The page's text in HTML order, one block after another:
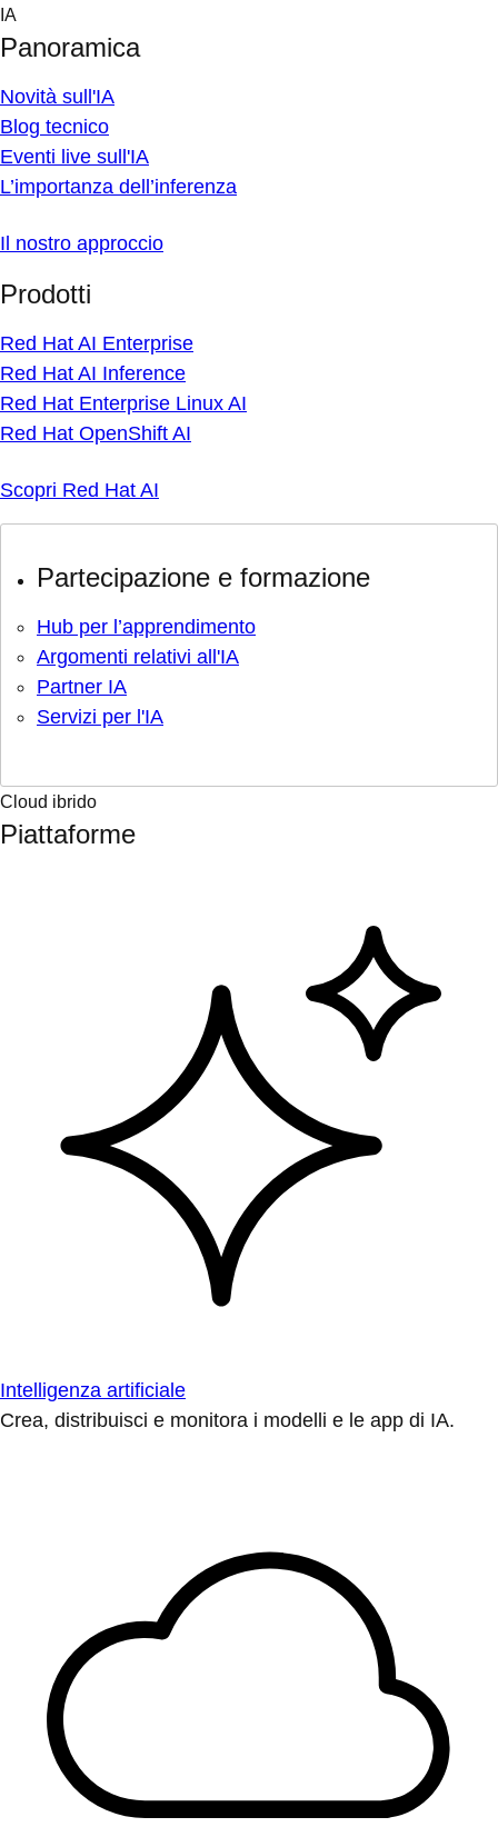
Skip
content
IA
Panoramica
Novità sull'IA
Blog tecnico
Eventi live sull'IA
L’importanza dell’inferenza
Il nostro approccio
Prodotti
Red Hat AI Enterprise
Red Hat AI Inference
Red Hat Enterprise Linux AI
Red Hat OpenShift AI
Scopri Red Hat AI
Partecipazione e formazione
Hub per l’apprendimento
Argomenti relativi all'IA
Partner IA
Servizi per l'IA
Cloud ibrido
Piattaforme
Intelligenza artificiale
Crea, distribuisci e monitora i modelli e le app di IA.